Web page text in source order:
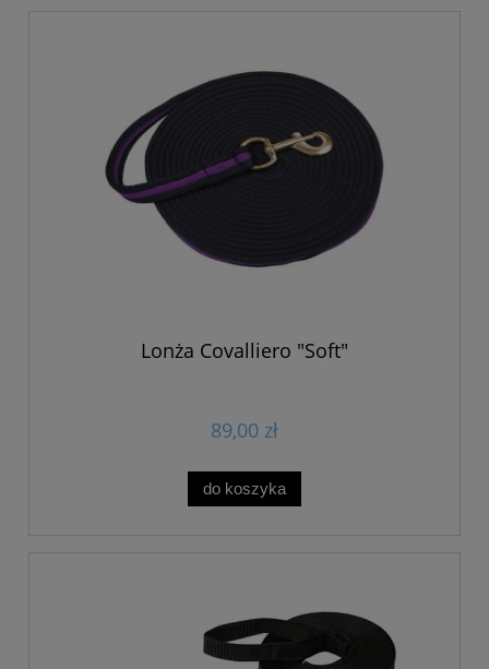
Lonża Covalliero "Soft"
89,00 zł
do koszyka